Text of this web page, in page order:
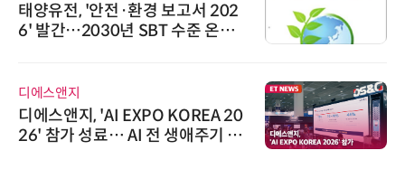
태양유전, '안전·환경 보고서 202
6' 발간…2030년 SBT 수준 온실
디에스앤지
디에스앤지, 'AI EXPO KOREA 20
26' 참가 성료… AI 전 생애주기 아